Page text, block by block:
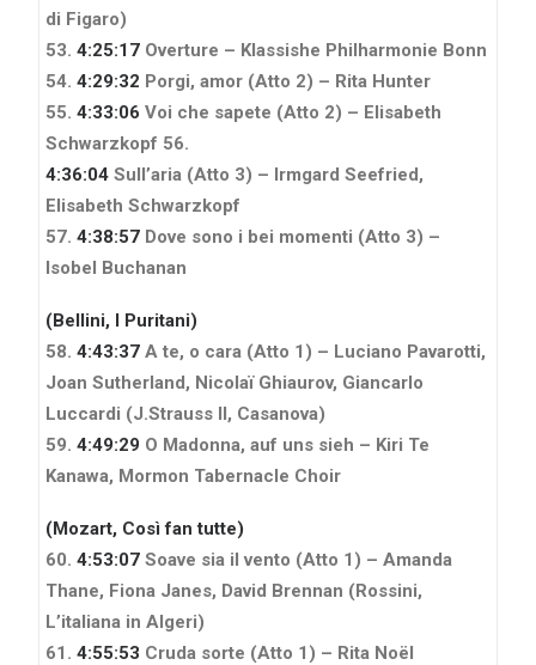
di Figaro)
53. 4:25:17 Overture – Klassishe Philharmonie Bonn
54. 4:29:32 Porgi, amor (Atto 2) – Rita Hunter
55. 4:33:06 Voi che sapete (Atto 2) – Elisabeth
Schwarzkopf 56.
4:36:04 Sull’aria (Atto 3) – Irmgard Seefried,
Elisabeth Schwarzkopf
57. 4:38:57 Dove sono i bei momenti (Atto 3) –
Isobel Buchanan
(Bellini, I Puritani)
58. 4:43:37 A te, o cara (Atto 1) – Luciano Pavarotti,
Joan Sutherland, Nicolaï Ghiaurov, Giancarlo
Luccardi (J.Strauss II, Casanova)
59. 4:49:29 O Madonna, auf uns sieh – Kiri Te
Kanawa, Mormon Tabernacle Choir
(Mozart, Così fan tutte)
60. 4:53:07 Soave sia il vento (Atto 1) – Amanda
Thane, Fiona Janes, David Brennan (Rossini,
L’italiana in Algeri)
61. 4:55:53 Cruda sorte (Atto 1) – Rita Noël